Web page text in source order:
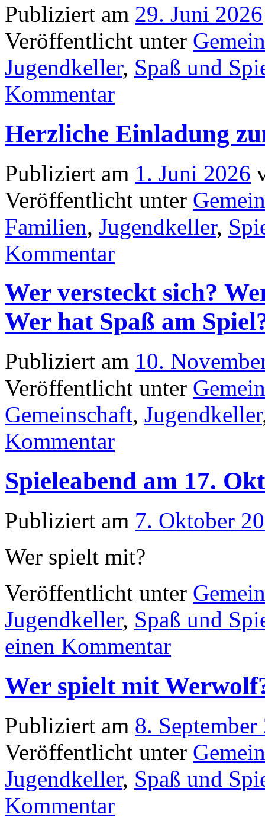
Publiziert am 29. Juni 2026
Veröffentlicht unter
Jugendkeller, Spaß und
Kommentar
Herzliche Einladung
Publiziert am 1. Juni 2026
Veröffentlicht unter
Familien, Jugendkeller,
Kommentar
Wer versteckt sich?
Wer hat Spaß am
Publiziert am 10.
Veröffentlicht unter
Gemeinschaft, Jugendkeller
Kommentar
Spieleabend am 17.
Publiziert am 7. Oktober
Wer spielt mit?
Veröffentlicht unter
Jugendkeller, Spaß und
einen Kommentar
Wer spielt mit
Publiziert am 8. September
Veröffentlicht unter
Jugendkeller, Spaß und
Kommentar